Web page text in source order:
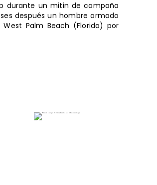
durante un mitin de campaña
después un hombre armado
Palm Beach (Florida) por